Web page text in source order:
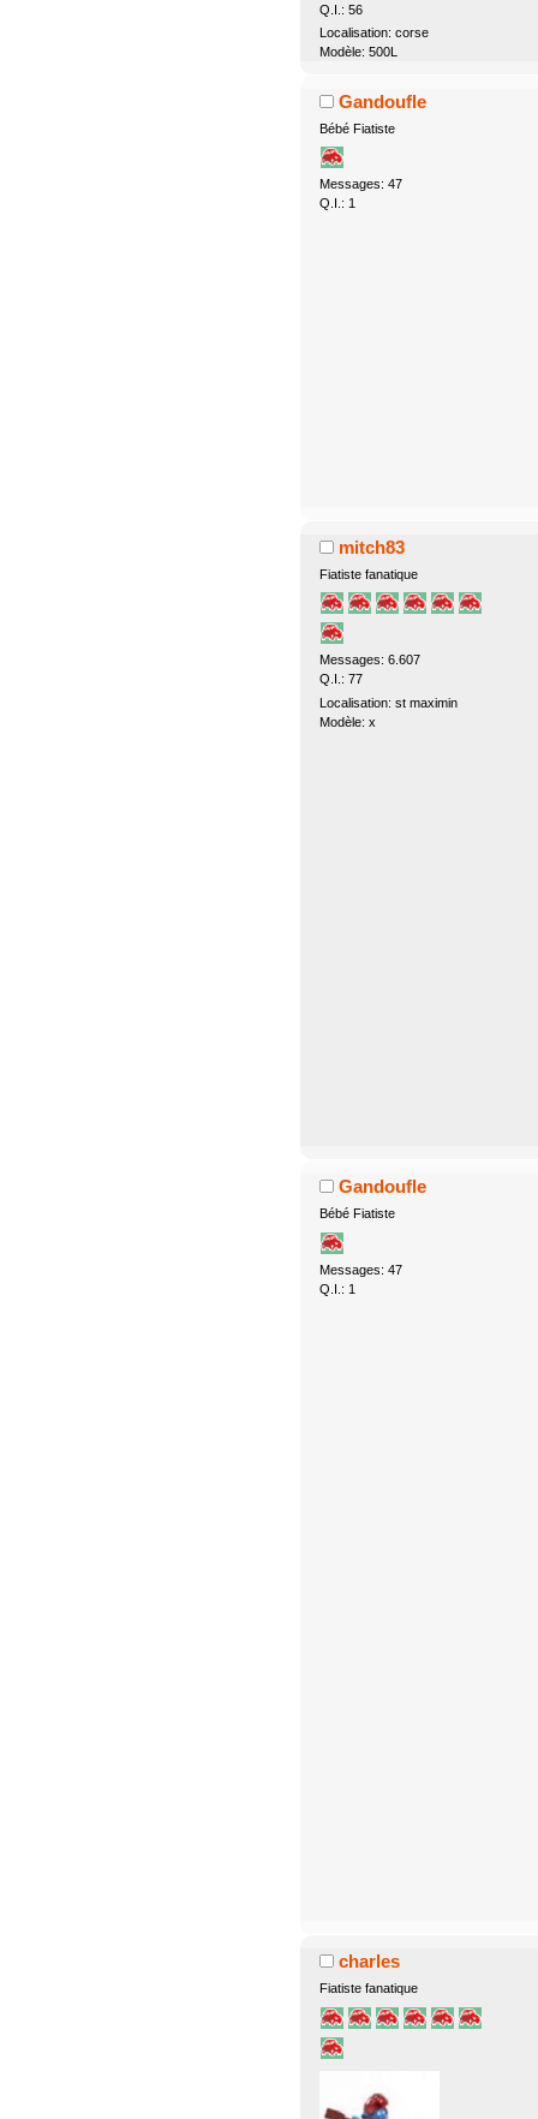
Q.I.: 56
Localisation: corse
Modèle: 500L
Gandoufle
Bébé Fiatiste
Messages: 47
Q.I.: 1
mitch83
Fiatiste fanatique
Messages: 6.607
Q.I.: 77
Localisation: st maximin
Modèle: x
Gandoufle
Bébé Fiatiste
Messages: 47
Q.I.: 1
charles
Fiatiste fanatique